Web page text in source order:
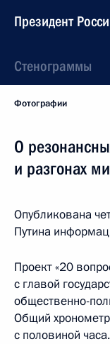
Президент
Стенограммы
Фотографии
О
и разгонах
Опубликована
Путина
Проект «20
с главой
общественно-
Общий
с половиной часа.